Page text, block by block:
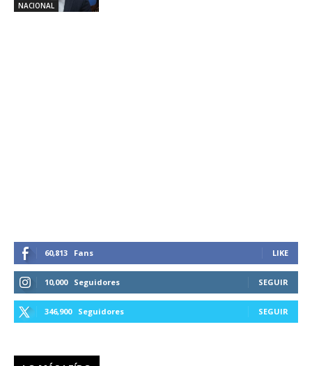
NACIONAL
60,813 Fans LIKE
10,000 Seguidores SEGUIR
346,900 Seguidores SEGUIR